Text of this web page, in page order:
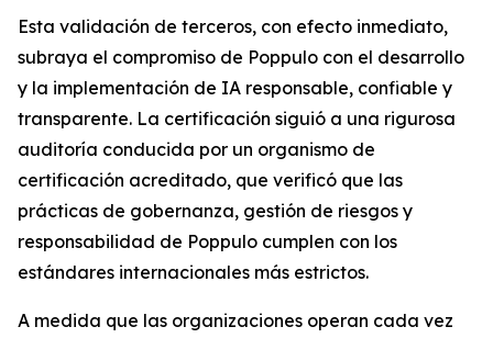
Esta validación de terceros, con efecto inmediato,
subraya el compromiso de Poppulo con el desarrollo
y la implementación de IA responsable, confiable y
transparente. La certificación siguió a una rigurosa
auditoría conducida por un organismo de
certificación acreditado, que verificó que las
prácticas de gobernanza, gestión de riesgos y
responsabilidad de Poppulo cumplen con los
estándares internacionales más estrictos.
A medida que las organizaciones operan cada vez